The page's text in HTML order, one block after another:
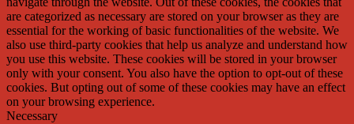
are categorized as necessary are stored on your browser as they are
essential for the working of basic functionalities of the website. We
also use third-party cookies that help us analyze and understand how
you use this website. These cookies will be stored in your browser
only with your consent. You also have the option to opt-out of these
cookies. But opting out of some of these cookies may have an effect
on your browsing experience.
Necessary